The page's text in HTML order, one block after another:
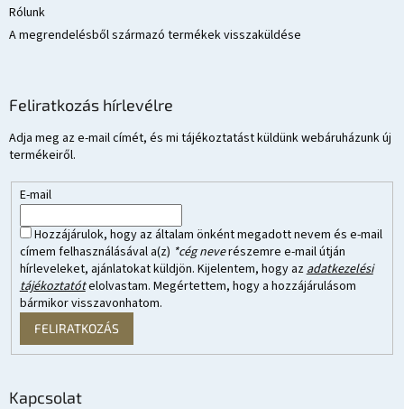
Rólunk
A megrendelésből származó termékek visszaküldése
Feliratkozás hírlevélre
Adja meg az e-mail címét, és mi tájékoztatást küldünk webáruházunk új
termékeiről.
E-mail
Hozzájárulok, hogy az általam önként megadott nevem és e-mail
címem felhasználásával a(z) *cég neverészemre e-mail útján
hírleveleket, ajánlatokat küldjön. Kijelentem, hogy az adatkezelési
tájékoztatótelolvastam. Megértettem, hogy a hozzájárulásom
bármikor visszavonhatom.
FELIRATKOZÁS
Kapcsolat